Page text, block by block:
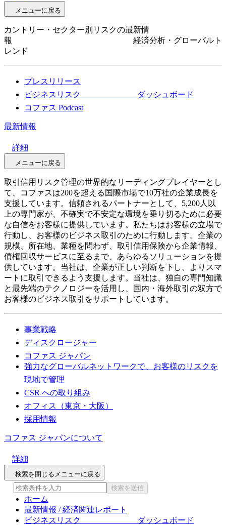
メニューに戻る
カントリー・セクター別リスクの最新情
報 経済分析・グローバルト
レンド
プレスリリース
ビジネスリスク ダッシュボード
コファス Podcast
最新情報
詳細
メニューに戻る
取引信用リスク管理の世界的なリーディングプレイヤーとし
て、コファスは200を超える国際市場で10万社の企業成長を
支援しています。信頼されるパートナーとして、5,200人以
上の専門家が、不確実で不安定な環境を乗り切るために必要
な自信をお客様に提供しています。私たちはお客様の立場で
行動し、お客様のビジネス取引のために行動します。企業の
規模、所在地、業種を問わず、取引信用保険から企業情報、
債権回収サービスに至るまで、あらゆるソリューションを提
供しています。当社は、企業が正しい判断を下し、よりスマ
ートに取引できるよう支援します。当社は、独自の専門知識
と最先端のテクノロジーを活用し、国内・海外取引の双方で
お客様のビジネス取引をサポートしています。
事業戦略
ディスクロージャー
コファス ジャパン
強力なグローバルネットワークで、お客様のリスクを
現地で管理
CSR への取り組み
オフィス（東京・大阪）
採用情報
コファス ジャパンについて
詳細
検索を閉じる メニューに戻る
検索を送信
ホーム
最新情報 / 経済関連レポート
ビジネスリスク ダッシュボード